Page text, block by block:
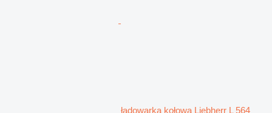
ładowarka kołowa Liebherr L 564